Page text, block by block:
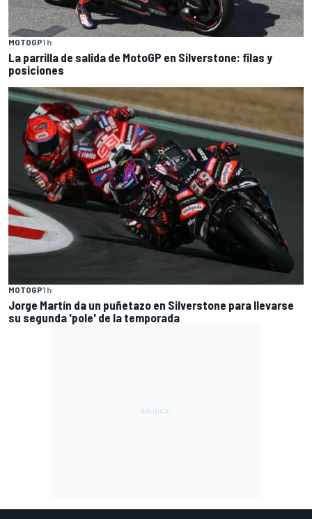
MOTOGP1 h
La parrilla de salida de MotoGP en Silverstone: filas y
posiciones
MOTOGP1 h
Jorge Martín da un puñetazo en Silverstone para llevarse
su segunda 'pole' de la temporada